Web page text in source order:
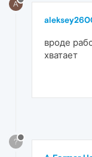
A
вроде
хватает
?